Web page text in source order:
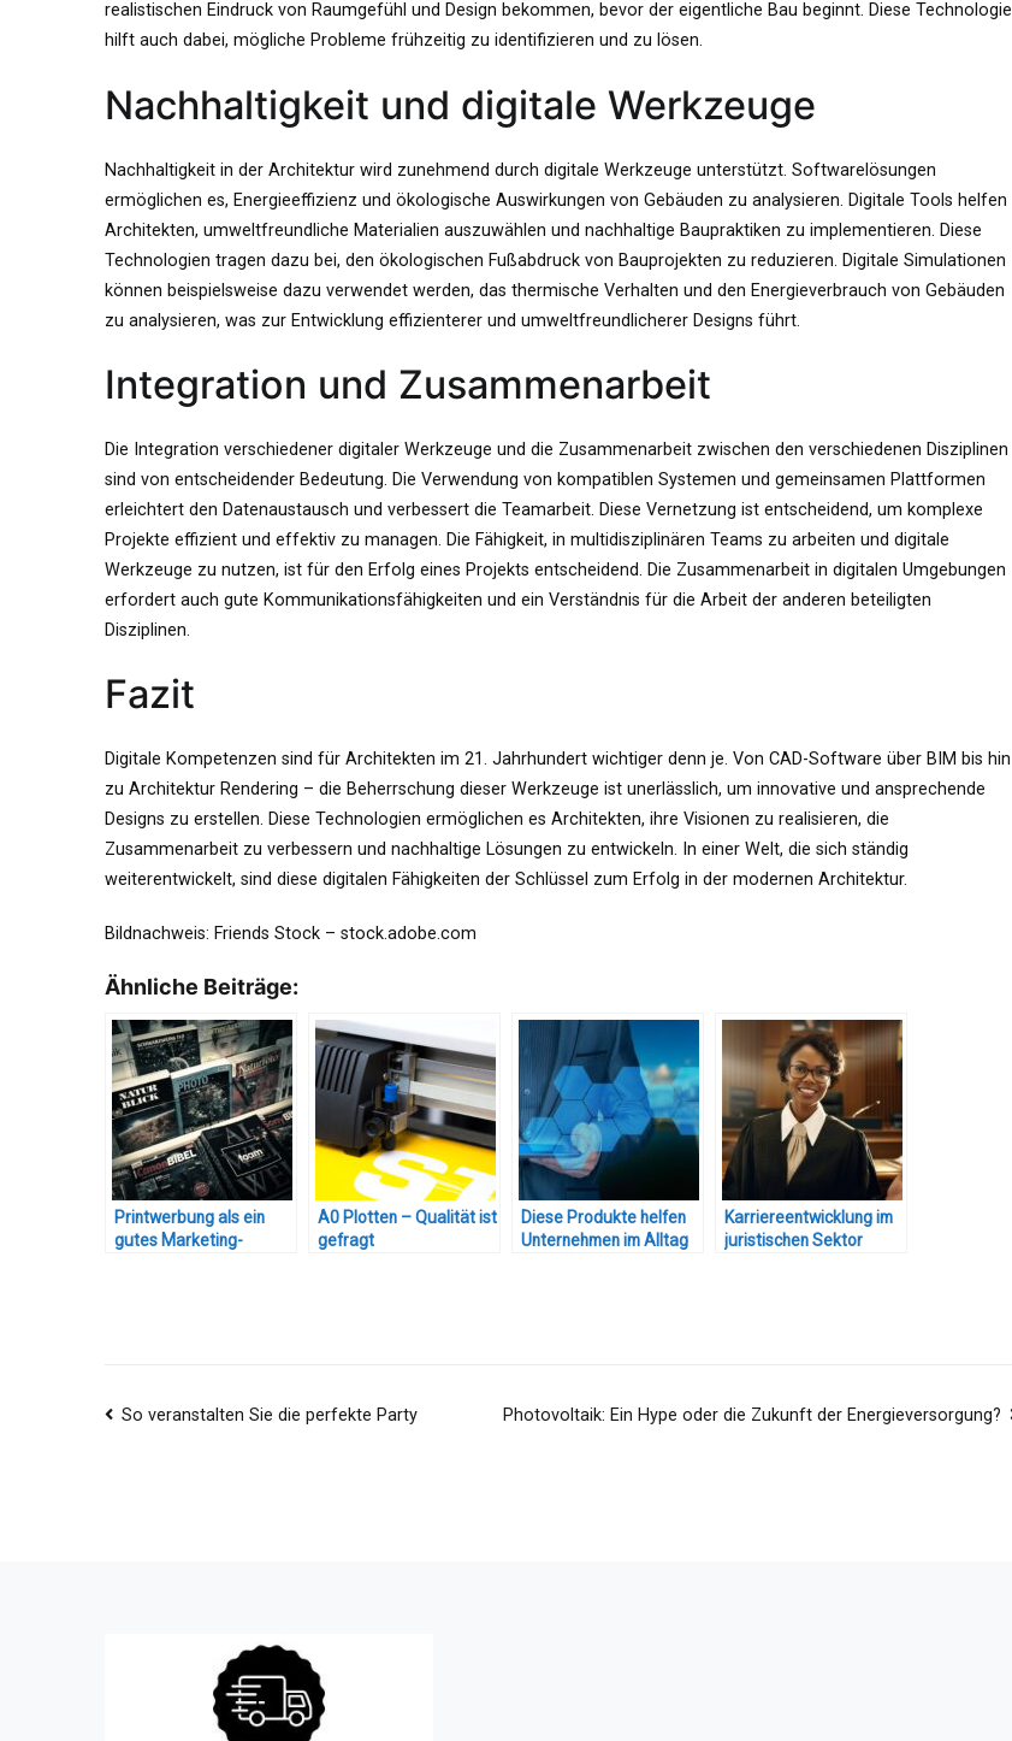
realistischen Eindruck von Raumgefühl und Design bekommen, bevor der eigentliche Bau beginnt. Diese Technologie
hilft auch dabei, mögliche Probleme frühzeitig zu identifizieren und zu lösen.
Nachhaltigkeit und digitale Werkzeuge
Nachhaltigkeit in der Architektur wird zunehmend durch digitale Werkzeuge unterstützt. Softwarelösungen
ermöglichen es, Energieeffizienz und ökologische Auswirkungen von Gebäuden zu analysieren. Digitale Tools helfen
Architekten, umweltfreundliche Materialien auszuwählen und nachhaltige Baupraktiken zu implementieren. Diese
Technologien tragen dazu bei, den ökologischen Fußabdruck von Bauprojekten zu reduzieren. Digitale Simulationen
können beispielsweise dazu verwendet werden, das thermische Verhalten und den Energieverbrauch von Gebäuden
zu analysieren, was zur Entwicklung effizienterer und umweltfreundlicherer Designs führt.
Integration und Zusammenarbeit
Die Integration verschiedener digitaler Werkzeuge und die Zusammenarbeit zwischen den verschiedenen Disziplinen
sind von entscheidender Bedeutung. Die Verwendung von kompatiblen Systemen und gemeinsamen Plattformen
erleichtert den Datenaustausch und verbessert die Teamarbeit. Diese Vernetzung ist entscheidend, um komplexe
Projekte effizient und effektiv zu managen. Die Fähigkeit, in multidisziplinären Teams zu arbeiten und digitale
Werkzeuge zu nutzen, ist für den Erfolg eines Projekts entscheidend. Die Zusammenarbeit in digitalen Umgebungen
erfordert auch gute Kommunikationsfähigkeiten und ein Verständnis für die Arbeit der anderen beteiligten
Disziplinen.
Fazit
Digitale Kompetenzen sind für Architekten im 21. Jahrhundert wichtiger denn je. Von CAD-Software über BIM bis hin
zu Architektur Rendering – die Beherrschung dieser Werkzeuge ist unerlässlich, um innovative und ansprechende
Designs zu erstellen. Diese Technologien ermöglichen es Architekten, ihre Visionen zu realisieren, die
Zusammenarbeit zu verbessern und nachhaltige Lösungen zu entwickeln. In einer Welt, die sich ständig
weiterentwickelt, sind diese digitalen Fähigkeiten der Schlüssel zum Erfolg in der modernen Architektur.
Bildnachweis: Friends Stock – stock.adobe.com
Ähnliche Beiträge:
Printwerbung als ein
gutes Marketing-
A0 Plotten – Qualität ist
gefragt
Diese Produkte helfen
Unternehmen im Alltag
Karriereentwicklung im
juristischen Sektor
Beitragsnavigation
So veranstalten Sie die perfekte Party Photovoltaik: Ein Hype oder die Zukunft der Energieversorgung?